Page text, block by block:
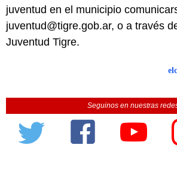
juventud en el municipio
juventud@tigre.gob.ar, o a través
Juventud Tigre.
Seguinos en nuestras